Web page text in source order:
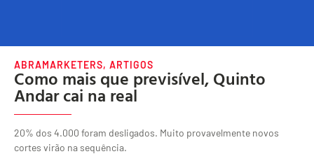
ABRAMARKETERS, ARTIGOS
Como mais que previsível, Quinto
Andar cai na real
20% dos 4.000 foram desligados. Muito provavelmente novos
cortes virão na sequência.